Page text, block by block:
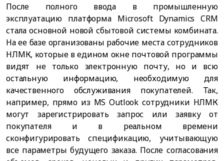
После полного ввода в промышленную
эксплуатацию платформа Microsoft Dynamics CRM
стала основной новой сбытовой системы комбината.
На ее базе организованы рабочие места сотрудников
НЛМК, которые в едином окне почтовой программы
видят не только электронную почту, но и всю
остальную информацию, необходимую для
качественного обслуживания покупателей. Так,
например, прямо из MS Outlook сотрудники НЛМК
могут зарегистрировать запрос или заявку от
покупателя и в реальном времени
сконфигурировать спецификацию, учитывающую
все параметры будущего заказа. После согласования